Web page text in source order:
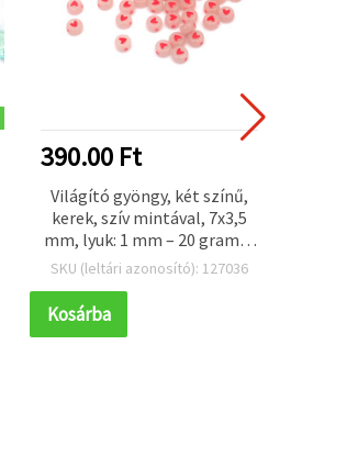
390.00 Ft
Világító gyöngy, két színű,
kerek, szív mintával, 7x3,5
mm, lyuk: 1 mm – 20 gramm
(kb. 160 db)
SKU (leltári azonosító): 127036
Kosárba